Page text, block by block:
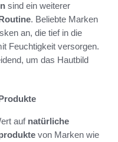
sind ein weiterer
. Beliebte Marken
an, die tief in die
Feuchtigkeit versorgen.
um das Hautbild
auf natürliche
von Marken wie